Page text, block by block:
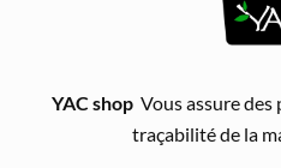
YAC shopVous assure des
traçabilité de la